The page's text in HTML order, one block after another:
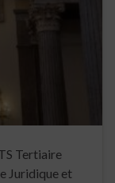
Tertiaire
Juridique et